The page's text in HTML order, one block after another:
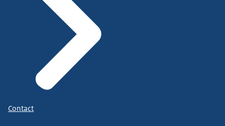
Contact